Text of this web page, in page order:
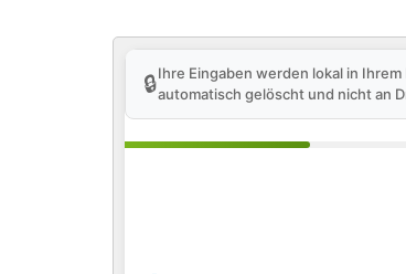
🔒Ihre Eingaben werden lokal in
automatisch gelöscht und nicht an